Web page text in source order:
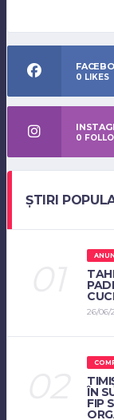
0 LIKES
0
ȘTIRI
26/06/
ÎN
FIP